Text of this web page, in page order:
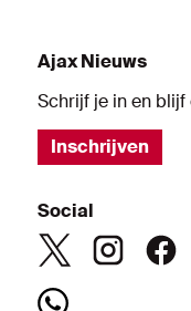
Ajax Nieuws
Schrijf je in en blijf
Inschrijven
Social